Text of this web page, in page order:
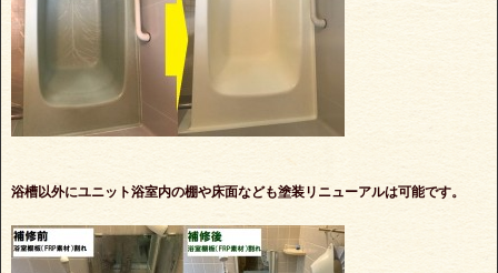
浴槽以外にユニット浴室内の棚や床面なども塗装リニューアルは可能です。